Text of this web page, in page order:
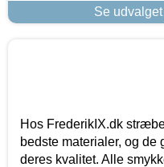
Se
Hos FrederikIX.dk
bedste materialer, og de
deres kvalitet. Alle